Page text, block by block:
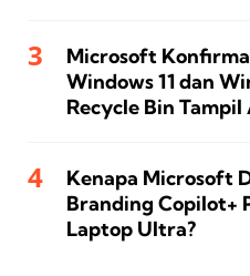
Microsoft
Windows 11 dan
Recycle Bin Tampil
Kenapa Microsoft
Branding Copilot+
Laptop Ultra?